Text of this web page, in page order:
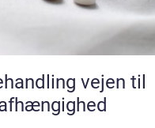
vejen til